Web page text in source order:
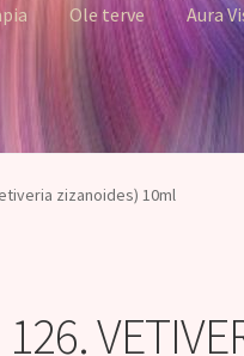
Ole terve Aura
zizanoides) 10ml
126.